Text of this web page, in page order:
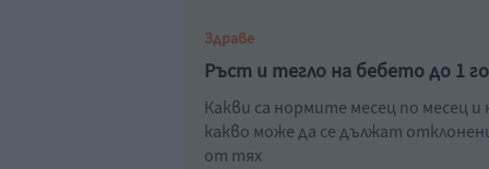
Здраве
Ръст и тегло на бебето до 1
Какви са нормите месец по месец и
какво може да се дължат
от тях